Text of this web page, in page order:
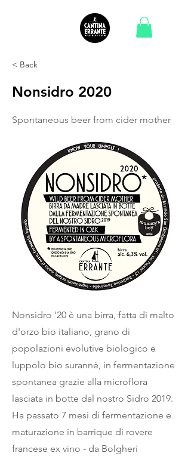
< Back
Nonsidro 2020
Spontaneous beer from cider mother
Nonsidro '20 è una birra, fatta di malto
d'orzo bio italiano, grano di
popolazioni evolutive biologico e
luppolo bio suranné, in fermentazione
spontanea grazie alla microflora
lasciata in botte dal nostro Sidro 2019.
Ha passato 7 mesi di fermentazione e
maturazione in barrique di rovere
francese ex vino - da Bolgheri